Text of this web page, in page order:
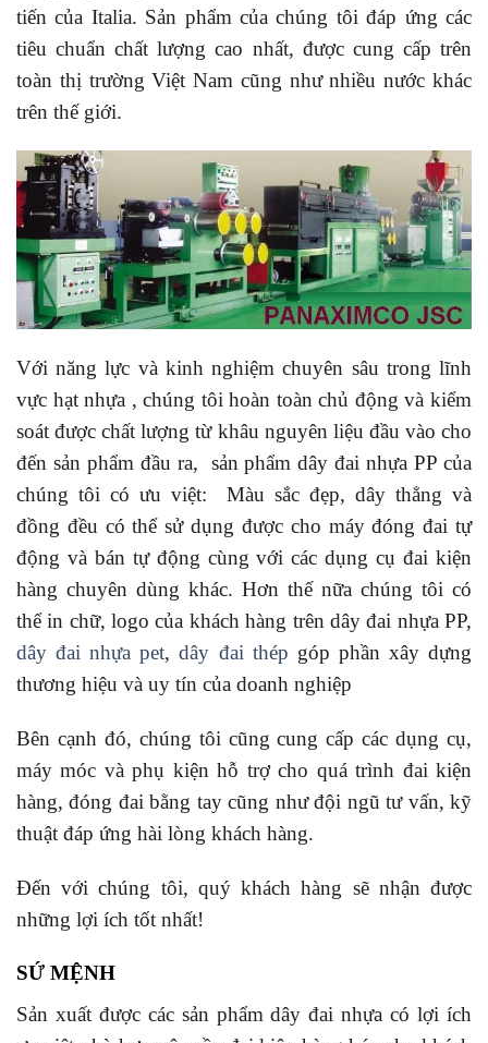
tiến của Italia. Sản phẩm của chúng tôi đáp ứng các
tiêu chuẩn chất lượng cao nhất, được cung cấp trên
toàn thị trường Việt Nam cũng như nhiều nước khác
trên thế giới.
Với năng lực và kinh nghiệm chuyên sâu trong lĩnh
vực hạt nhựa , chúng tôi hoàn toàn chủ động và kiểm
soát được chất lượng từ khâu nguyên liệu đầu vào cho
đến sản phẩm đầu ra, sản phẩm dây đai nhựa PP của
chúng tôi có ưu việt: Màu sắc đẹp, dây thẳng và
đồng đều có thể sử dụng được cho máy đóng đai tự
động và bán tự động cùng với các dụng cụ đai kiện
hàng chuyên dùng khác. Hơn thế nữa chúng tôi có
thể in chữ, logo của khách hàng trên dây đai nhựa PP,
dây đai nhựa pet,dây đai thép góp phần xây dựng
thương hiệu và uy tín của doanh nghiệp
Bên cạnh đó, chúng tôi cũng cung cấp các dụng cụ,
máy móc và phụ kiện hỗ trợ cho quá trình đai kiện
hàng, đóng đai bằng tay cũng như đội ngũ tư vấn, kỹ
thuật đáp ứng hài lòng khách hàng.
Đến với chúng tôi, quý khách hàng sẽ nhận được
những lợi ích tốt nhất!
SỨ MỆNH
Sản xuất được các sản phẩm dây đai nhựa có lợi ích